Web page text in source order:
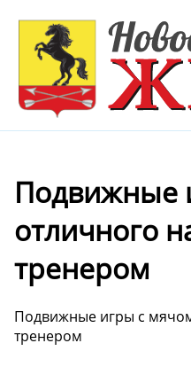
Подвижные
отличного
тренером
Подвижные игры с
тренером